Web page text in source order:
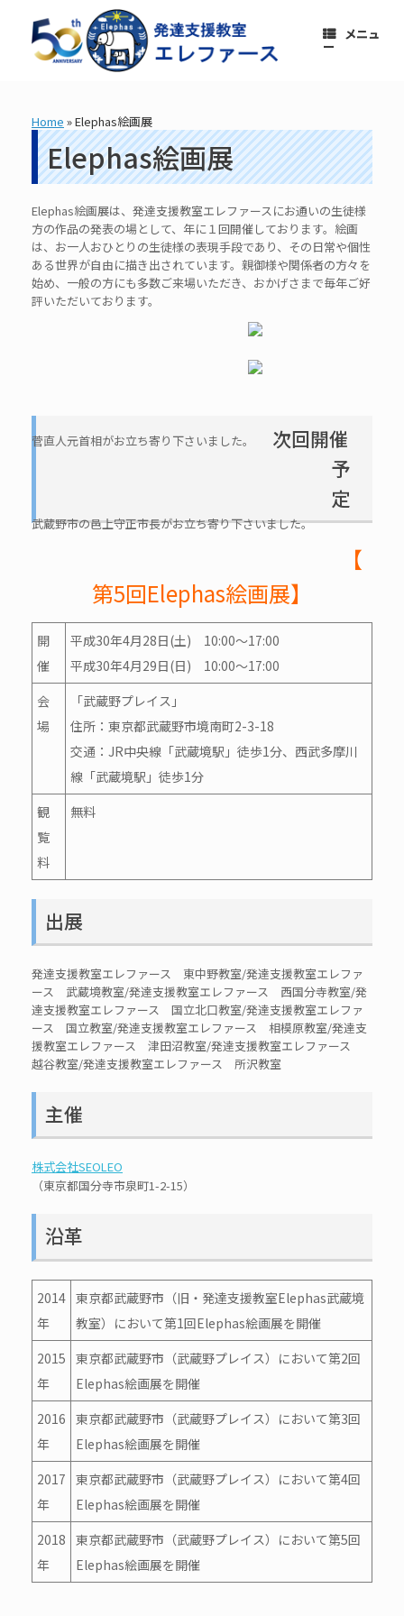
メニュ
ー
Home »Elephas絵画展
Elephas絵画展
Elephas絵画展は、発達支援教室エレファースにお通いの生徒様
方の作品の発表の場として、年に１回開催しております。絵画
は、お一人おひとりの生徒様の表現手段であり、その日常や個性
ある世界が自由に描き出されています。親御様や関係者の方々を
始め、一般の方にも多数ご来場いただき、おかげさまで毎年ご好
評いただいております。
菅直人元首相がお立ち寄り下さいました。
武蔵野市の邑上守正市長がお立ち寄り下さいました。
次回開催
予
定
【
第5回Elephas絵画展】
開
催
平成30年4月28日(土) 10:00～17:00
平成30年4月29日(日) 10:00～17:00
会
場
「武蔵野プレイス」
住所：東京都武蔵野市境南町2-3-18
交通：JR中央線「武蔵境駅」徒歩1分、西武多摩川
線「武蔵境駅」徒歩1分
観
覧
料
無料
出展
発達支援教室エレファース 東中野教室/発達支援教室エレファ
ース 武蔵境教室/発達支援教室エレファース 西国分寺教室/発
達支援教室エレファース 国立北口教室/発達支援教室エレファ
ース 国立教室/発達支援教室エレファース 相模原教室/発達支
援教室エレファース 津田沼教室/発達支援教室エレファース
越谷教室/発達支援教室エレファース 所沢教室
主催
株式会社SEOLEO
（東京都国分寺市泉町1-2-15）
沿革
2014
年
東京都武蔵野市 （旧・発達支援教室Elephas武蔵境
教室） において第1回Elephas絵画展を開催
2015
年
東京都武蔵野市（武蔵野プレイス）において第2回
Elephas絵画展を開催
2016
年
東京都武蔵野市（武蔵野プレイス）において第3回
Elephas絵画展を開催
2017
年
東京都武蔵野市（武蔵野プレイス）において第4回
Elephas絵画展を開催
2018
年
東京都武蔵野市（武蔵野プレイス）において第5回
Elephas絵画展を開催